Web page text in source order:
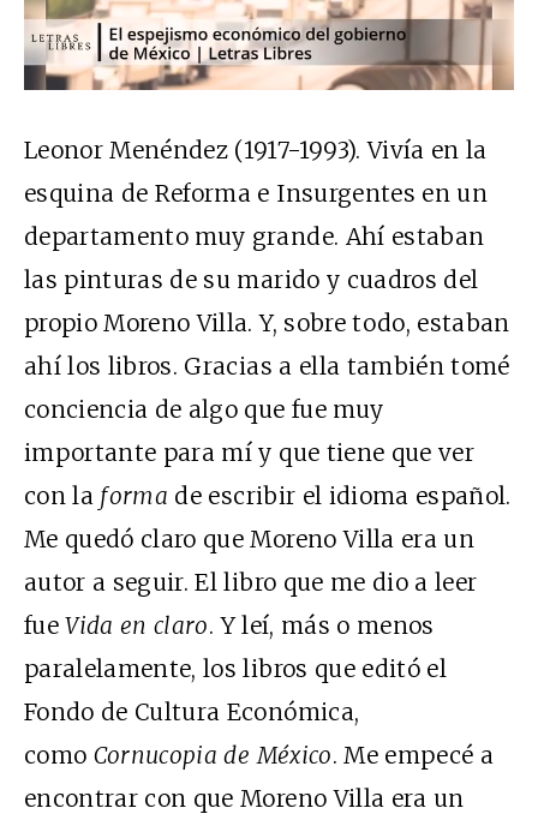
Leonor Menéndez (1917-1993). Vivía en la
esquina de Reforma e Insurgentes en un
departamento muy grande. Ahí estaban
las pinturas de su marido y cuadros del
propio Moreno Villa. Y, sobre todo, estaban
ahí los libros. Gracias a ella también tomé
conciencia de algo que fue muy
importante para mí y que tiene que ver
con la forma de escribir el idioma español.
Me quedó claro que Moreno Villa era un
autor a seguir. El libro que me dio a leer
fueVida en claro. Y leí, más o menos
paralelamente, los libros que editó el
Fondo de Cultura Económica,
como Cornucopia de México. Me empecé a
encontrar con que Moreno Villa era un